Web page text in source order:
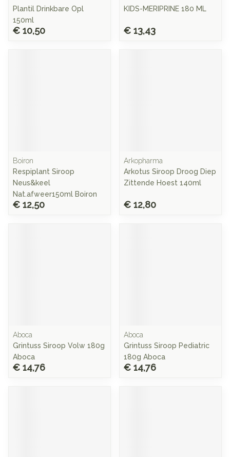
Plantil Drinkbare Opl
150ml
€ 10,50
KIDS-MERIPRINE 180 ML
€ 13,43
Boiron
Respiplant Siroop
Neus&keel
Nat.afweer150ml Boiron
€ 12,50
Arkopharma
Arkotus Siroop Droog Diep
Zittende Hoest 140ml
€ 12,80
Aboca
Grintuss Siroop Volw 180g
Aboca
€ 14,76
Aboca
Grintuss Siroop Pediatric
180g Aboca
€ 14,76